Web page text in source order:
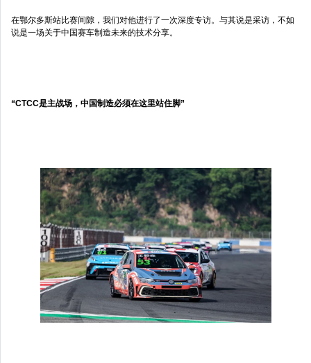
在鄂尔多斯站比赛间隙，我们对他进行了一次深度专访。与其说是采访，不如
说是一场关于中国赛车制造未来的技术分享。
“CTCC是主战场，中国制造必须在这里站住脚”